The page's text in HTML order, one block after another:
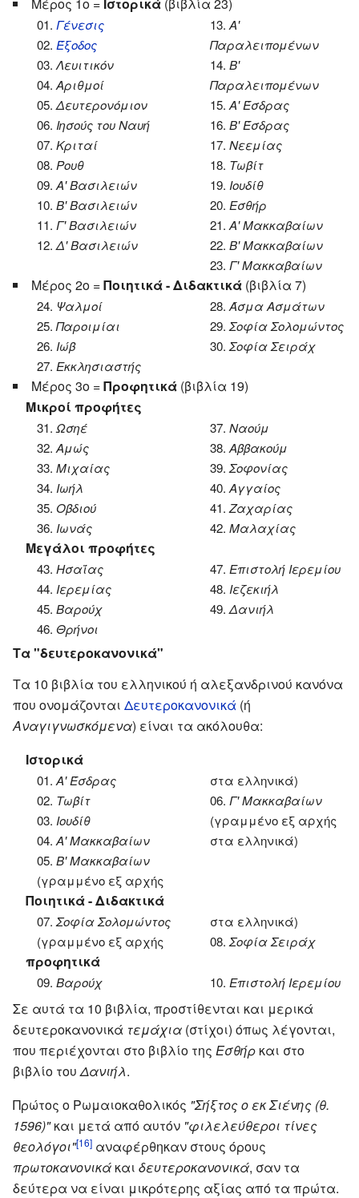
01. Γένεσις
02. Έξοδος
03.Λευιτικόν
04.Αριθμοί
05.Δευτερονόμιον
06. Ιησούς του Ναυή
07.Κριταί
08. Ρουθ
09.Α' Βασιλειών
10.Β' Βασιλειών
11. Γ' Βασιλειών
12.Δ' Βασιλειών
13. Α'
Παραλειπομένων
14. Β'
Παραλειπομένων
15. Α' Έσδρας
16. Β' Έσδρας
17. Νεεμίας
18. Τωβίτ
19. Ιουδίθ
20. Εσθήρ
21. Α' Μακκαβαίων
22. Β' Μακκαβαίων
23. Γ' Μακκαβαίων
Μέρος 2ο =Ποιητικά - Διδακτικά (βιβλία 7)
24. Ψαλμοί
25.Παροιμίαι
26. Ιώβ
27. Εκκλησιαστής
28. Άσμα Ασμάτων
29. Σοφία Σολομώντος
30. Σοφία Σειράχ
Μέρος 3ο =Προφητικά (βιβλία 19)
Μικροί προφήτες
31.Ωσηέ
32.Αμώς
33.Μιχαίας
34. Ιωήλ
35.Οβδιού
36. Ιωνάς
37. Ναούμ
38. Αββακούμ
39. Σοφονίας
40. Αγγαίος
41. Ζαχαρίας
42. Μαλαχίας
Μεγάλοι προφήτες
43.Ησαΐας
44. Ιερεμίας
45.Βαρούχ
46.Θρήνοι
47. Επιστολή Ιερεμίου
48. Ιεζεκιήλ
49. Δανιήλ
Τα "δευτεροκανονικά"
Τα 10 βιβλία του ελληνικού ή αλεξανδρινού κανόνα
που ονομάζονται Δευτεροκανονικά (ή
Αναγιγνωσκόμενα) είναι τα ακόλουθα:
Ιστορικά
01.Α' Έσδρας
02. Τωβίτ
03. Ιουδίθ
04.Α' Μακκαβαίων
05.Β' Μακκαβαίων
(γραμμένο εξ αρχής
στα ελληνικά)
06. Γ' Μακκαβαίων
(γραμμένο εξ αρχής
στα ελληνικά)
Ποιητικά - Διδακτικά
07.Σοφία Σολομώντος
(γραμμένο εξ αρχής
στα ελληνικά)
08. Σοφία Σειράχ
προφητικά
09.Βαρούχ 10. Επιστολή Ιερεμίου
Σε αυτά τα 10 βιβλία, προστίθενται και μερικά
δευτεροκανονικά τεμάχια (στίχοι) όπως λέγονται,
που περιέχονται στο βιβλίο της Εσθήρ και στο
βιβλίο του Δανιήλ.
Πρώτος ο Ρωμαιοκαθολικός "Σήξτος ο εκ Σιένης (θ.
1596)"και μετά από αυτόν "φιλελεύθεροι τίνες
θεολόγοι"[16] αναφέρθηκαν στους όρους
πρωτοκανονικά και δευτεροκανονικά, σαν τα
δεύτερα να είναι μικρότερης αξίας από τα πρώτα.